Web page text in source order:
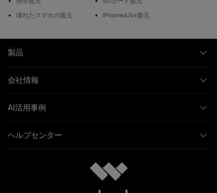
壊れたスマホの復元
iPhone6/6s復元
製品
会社情報
AI活用事例
ヘルプセンター